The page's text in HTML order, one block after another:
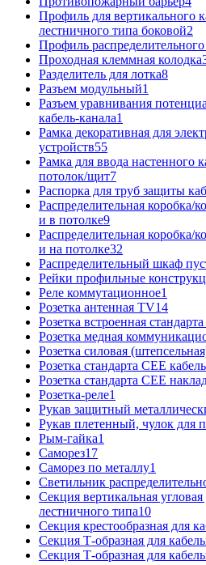
Профиль для вертикального
лестничного типа боковой2
Профиль
Проходная клеммная колодка
Разделитель для лотка8
Разъем модульный1
Разъем уравнивания
кабель-канала1
Рамка декоративная для
устройств55
Рамка для ввода настенного
потолок/щит7
Распорка для труб защиты
Распределительная коробка/
и в потолке9
Распределительная коробка/
и на потолке32
Распределительный шкаф
Рейки профильные
Реле коммутационное1
Розетка антенная TV14
Розетка встроенная
Розетка медная
Розетка силовая
Розетка стандарта СЕЕ
Розетка стандарта СЕЕ
Розетка-реле1
Рукав защитный
Рукав плетенный, чулок для
Рым-гайка1
Саморез17
Саморез по металлу1
Светильник
Секция вертикальная
лестничного типа10
Секция крестообразная для
Секция Т-образная для
Секция Т-образная для